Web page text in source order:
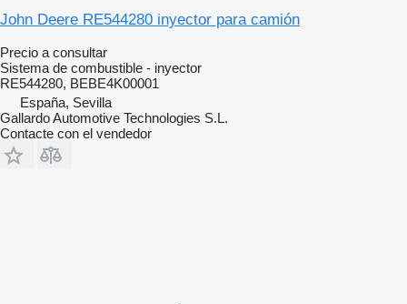
John Deere RE544280 inyector para camión
Precio a consultar
Sistema de combustible - inyector
RE544280, BEBE4K00001
España, Sevilla
Gallardo Automotive Technologies S.L.
Contacte con el vendedor